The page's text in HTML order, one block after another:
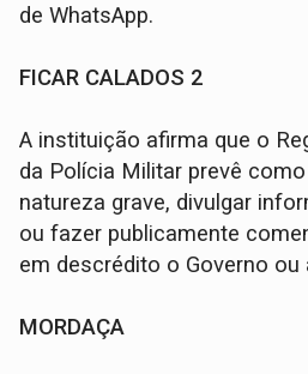
de WhatsApp.
FICAR CALADOS 2
A instituição afirma que o
da Polícia Militar prevê
natureza grave, divulgar
ou fazer publicamente
em descrédito o Governo ou
MORDAÇA